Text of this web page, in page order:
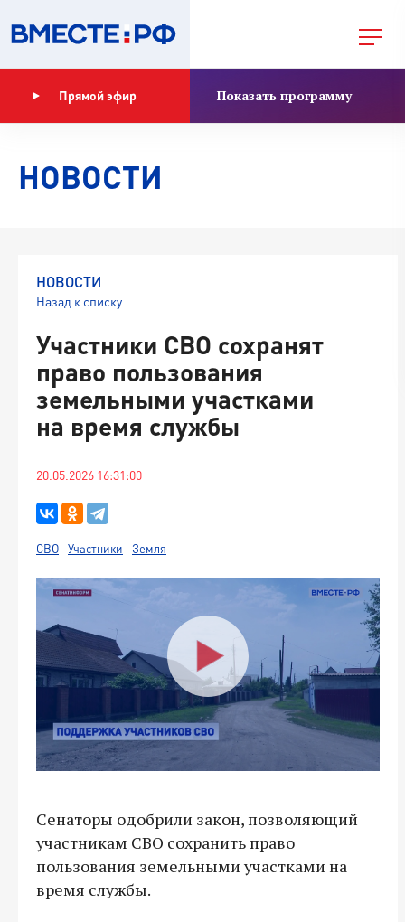
Прямой эфир Показать программу
НОВОСТИ
НОВОСТИ
Назад к списку
Участники СВО сохранят
право пользования
земельными участками
на время службы
20.05.2026 16:31:00
СВО Участники Земля
Сенаторы одобрили закон, позволяющий
участникам СВО сохранить право
пользования земельными участками на
время службы.